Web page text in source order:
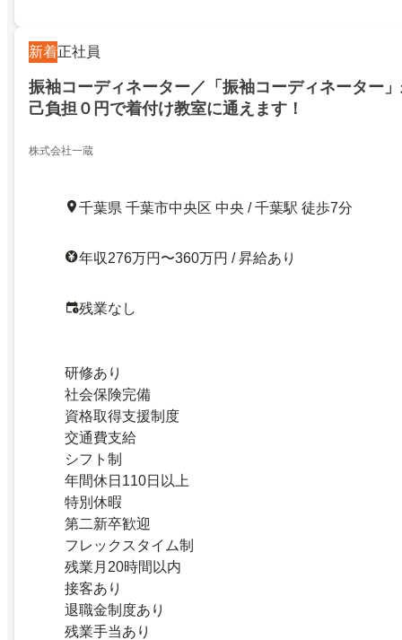
新着正社員
振袖コーディネーター／「振袖コーディネーター
己負担０円で着付け教室に通えます！
株式会社一蔵
千葉県 千葉市中央区 中央 / 千葉駅 徒歩7分
年収276万円〜360万円 / 昇給あり
残業なし
研修あり
社会保険完備
資格取得支援制度
交通費支給
シフト制
年間休日110日以上
特別休暇
第二新卒歓迎
フレックスタイム制
残業月20時間以内
接客あり
退職金制度あり
残業手当あり